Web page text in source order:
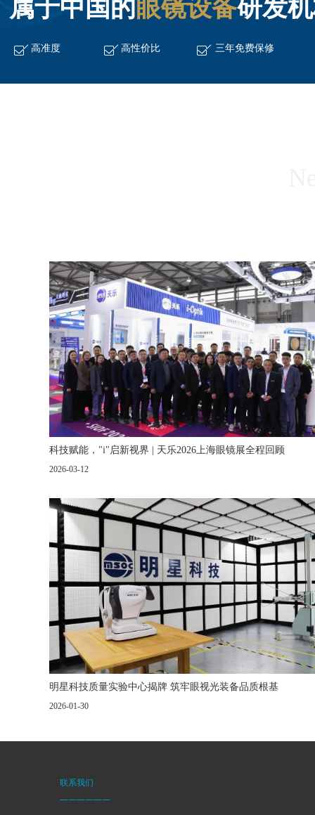
属于中国的眼镜设备研发
高准度 高性价比 三年免费保修
科技赋能，"i"启新视界 | 天乐2026上海眼镜展全程回顾
2026-03-12
明星科技质量实验中心揭牌 筑牢眼视光装备品质根基
2026-01-30
联系我们
——————